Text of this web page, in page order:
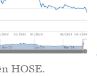
HOSE.